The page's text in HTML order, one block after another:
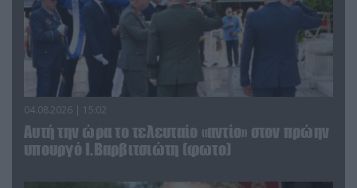
04.08.2026 | 15:02
Αυτή την ώρα το τελευταίο «αντίο» στον πρώην
υπουργό Ι.Βαρβιτσιώτη (φωτο)